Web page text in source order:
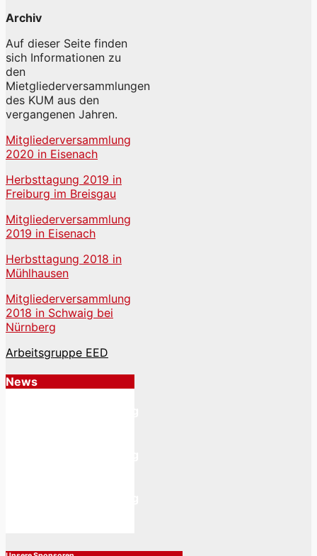
Archiv
Auf dieser Seite finden
sich Informationen zu
den
Mietgliederversammlungen
des KUM aus den
vergangenen Jahren.
Mitgliederversammlung
2020 in Eisenach
Herbsttagung 2019 in
Freiburg im Breisgau
Mitgliederversammlung
2019 in Eisenach
Herbsttagung 2018 in
Mühlhausen
Mitgliederversammlung
2018 in Schwaig bei
Nürnberg
Beitrags-
Navigation
Arbeitsgruppe EED
News